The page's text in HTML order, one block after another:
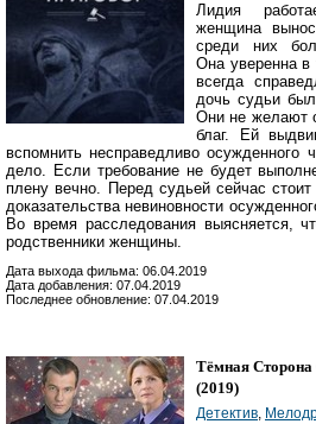
Лидия
женщина
среди них
Она уверенна в
всегда
дочь судьи
Они не желают
благ. Ей
вспомнить несправедливо осужденного
дело. Если требование не будет
плену вечно. Перед судьей сейчас стоит
доказательства невиновности
Во время расследования выясняется,
родственники женщины.
Дата выхода фильма: 06.04.2019
Дата добавления: 07.04.2019
Последнее обновление: 07.04.2019
Тёмная Сторона
(2019)
Детектив,